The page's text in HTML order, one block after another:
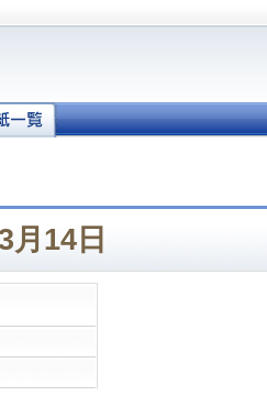
月14日